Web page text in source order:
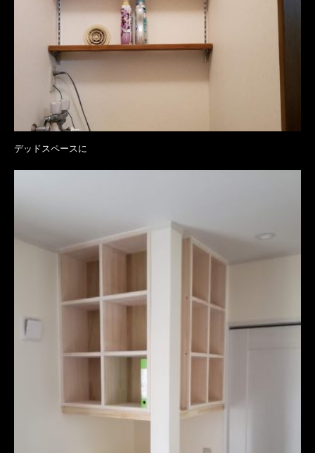
デッドスペースに